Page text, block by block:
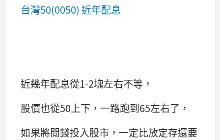
台灣50(0050) 近年配息
近幾年配息從1-2塊左右不等，
股價也從50上下，一路跑到65左右了，
如果將閒錢投入股市，一定比放定存還要